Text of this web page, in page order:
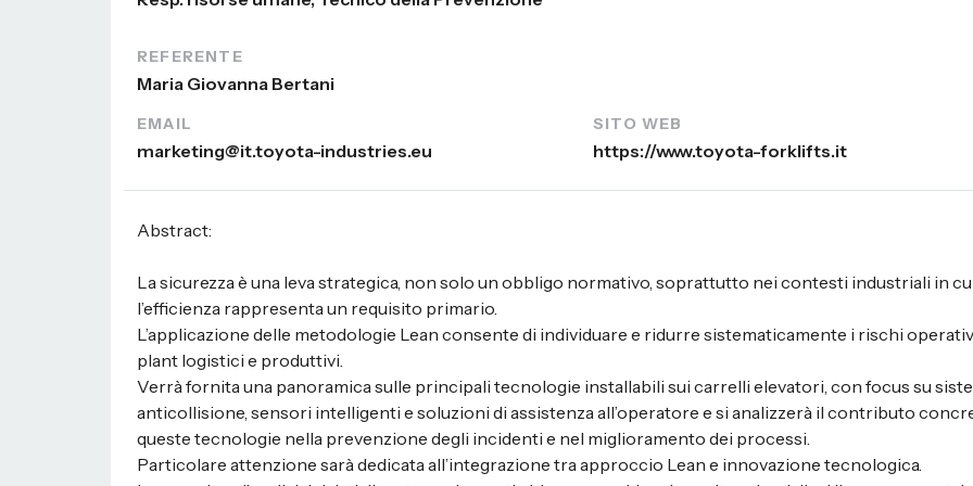
REFERENTE
Maria Giovanna Bertani
EMAIL
marketing@it.toyota-industries.eu
SITO WEB
https://www.toyota-forklifts.it
Abstract:
La sicurezza è una leva strategica, non solo un obbligo normativo, soprattutto nei contesti industriali in
l’efficienza rappresenta un requisito primario.
L’applicazione delle metodologie Lean consente di individuare e ridurre sistematicamente i rischi
plant logistici e produttivi.
Verrà fornita una panoramica sulle principali tecnologie installabili sui carrelli elevatori, con focus su
anticollisione, sensori intelligenti e soluzioni di assistenza all’operatore e si analizzerà il contributo
queste tecnologie nella prevenzione degli incidenti e nel miglioramento dei processi.
Particolare attenzione sarà dedicata all’integrazione tra approccio Lean e innovazione tecnologica.